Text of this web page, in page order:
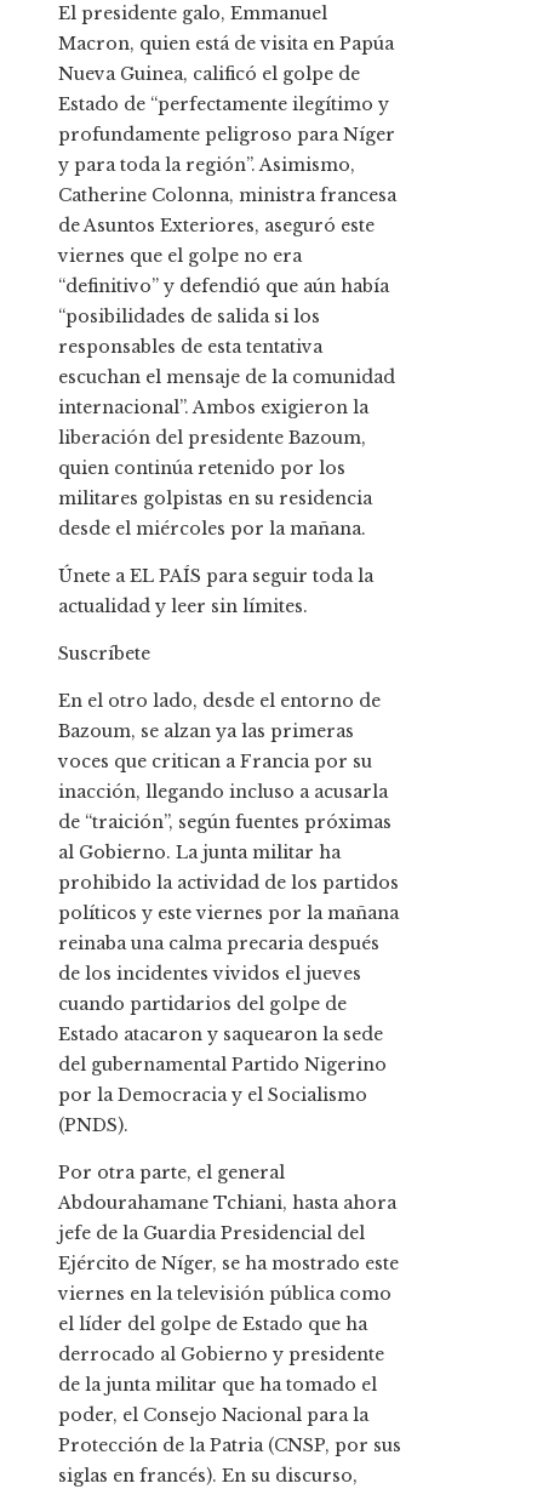
El presidente galo, Emmanuel
Macron, quien está de visita en Papúa
Nueva Guinea, calificó el golpe de
Estado de “perfectamente ilegítimo y
profundamente peligroso para Níger
y para toda la región”. Asimismo,
Catherine Colonna, ministra francesa
de Asuntos Exteriores, aseguró este
viernes que el golpe no era
“definitivo” y defendió que aún había
“posibilidades de salida si los
responsables de esta tentativa
escuchan el mensaje de la comunidad
internacional”. Ambos exigieron la
liberación del presidente Bazoum,
quien continúa retenido por los
militares golpistas en su residencia
desde el miércoles por la mañana.
Únete a EL PAÍS para seguir toda la
actualidad y leer sin límites.
Suscríbete
En el otro lado, desde el entorno de
Bazoum, se alzan ya las primeras
voces que critican a Francia por su
inacción, llegando incluso a acusarla
de “traición”, según fuentes próximas
al Gobierno. La junta militar ha
prohibido la actividad de los partidos
políticos y este viernes por la mañana
reinaba una calma precaria después
de los incidentes vividos el jueves
cuando partidarios del golpe de
Estado atacaron y saquearon la sede
del gubernamental Partido Nigerino
por la Democracia y el Socialismo
(PNDS).
Por otra parte, el general
Abdourahamane Tchiani, hasta ahora
jefe de la Guardia Presidencial del
Ejército de Níger, se ha mostrado este
viernes en la televisión pública como
el líder del golpe de Estado que ha
derrocado al Gobierno y presidente
de la junta militar que ha tomado el
poder, el Consejo Nacional para la
Protección de la Patria (CNSP, por sus
siglas en francés). En su discurso,